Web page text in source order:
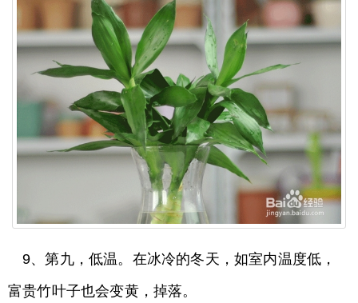
9、第九，低温。在冰冷的冬天，如室内温度低，
富贵竹叶子也会变黄，掉落。